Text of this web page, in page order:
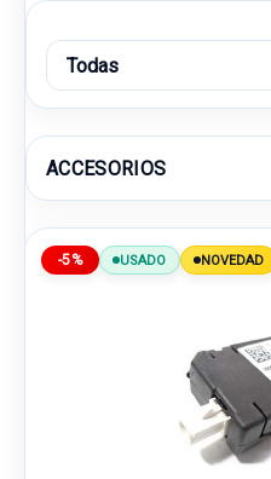
ACCESORIOS
-5% USADO NOVEDAD